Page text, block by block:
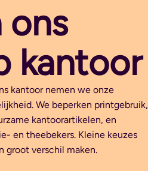
ons
kantoor
kantoor nemen we onze
We beperken printgebruik,
kantoorartikelen, en
en theebekers. Kleine keuzes
groot verschil maken.